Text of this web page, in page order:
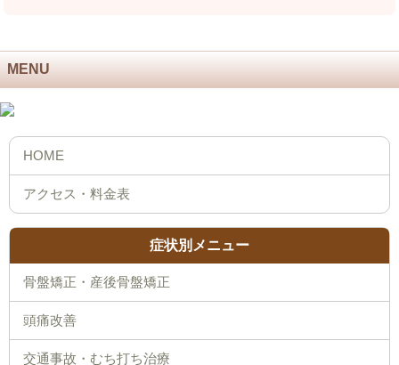
MENU
症状別メニュー
骨盤矯正・産後骨盤矯正
頭痛改善
交通事故・むち打ち治療